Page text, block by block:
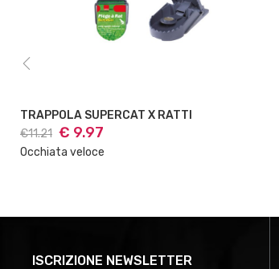
TRAPPOLA SUPERCAT X RATTI
€11.21 € 9.97
Occhiata veloce
ISCRIZIONE NEWSLETTER